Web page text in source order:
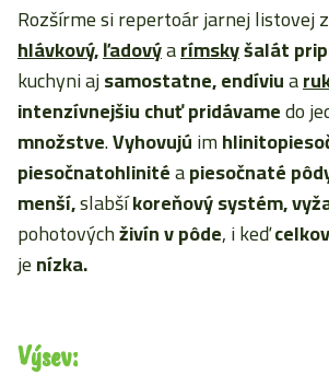
Rozšírme si repertoár jarnej listovej
hlávkový,ľadovýarímskyšalát
kuchyni ajsamostatne, endíviua
intenzívnejšiu chuť pridávamedo
množstve.Vyhovujúim
piesočnatohlinitéapiesočnaté
menší,slabšíkoreňový systém,
pohotovýchživínv pôde, i keď
jenízka.
Výsev: